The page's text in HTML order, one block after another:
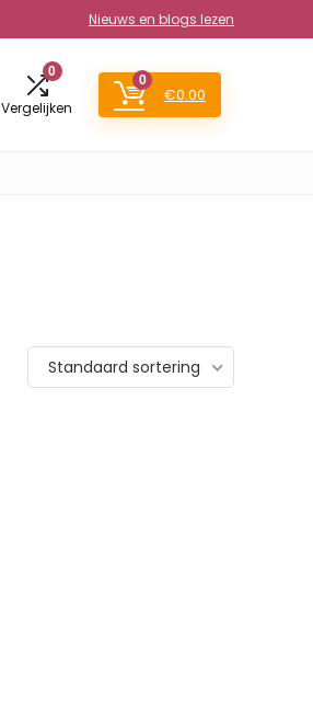
Nieuws en blogs lezen
0
Vergelijken
0
€0.00
Standaard sortering